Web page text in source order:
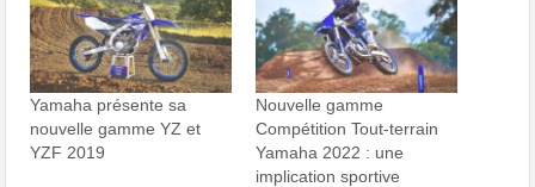
Yamaha présente sa
nouvelle gamme YZ et
YZF 2019
Nouvelle gamme
Compétition Tout-terrain
Yamaha 2022 : une
implication sportive